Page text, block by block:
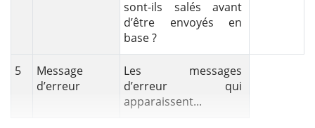
sont-ils salés avant
d’être envoyés en
base ?
5
Message
d’erreur
Les messages
d’erreur qui
apparaissent...